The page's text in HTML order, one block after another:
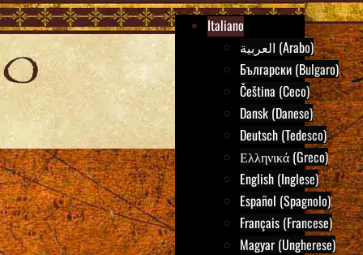
Italiano
العربية (Arabo)
Български (Bulgaro)
Čeština (Ceco)
Dansk (Danese)
Deutsch (Tedesco)
Ελληνικά (Greco)
English (Inglese)
Español (Spagnolo)
Français (Francese)
Magyar (Ungherese)